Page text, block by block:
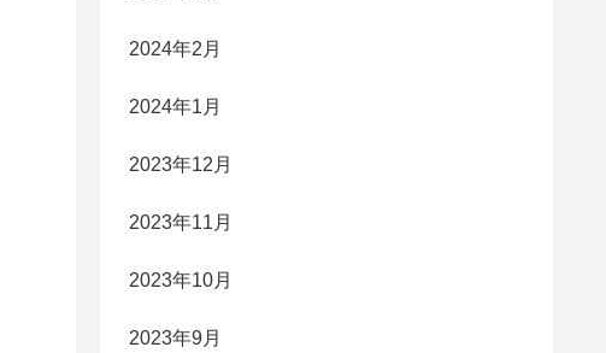
2024年2月
2024年1月
2023年12月
2023年11月
2023年10月
2023年9月